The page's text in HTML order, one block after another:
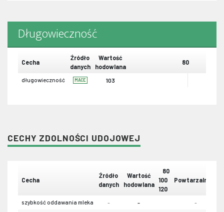
Długowieczność
Cecha
Źródło
danych
Wartość
hodowlana
80
długowieczność MACE 103
CECHY ZDOLNOŚCI UDOJOWEJ
Cecha
Źródło
danych
Wartość
hodowlana
80
100
120
Powtarzalność
szybkość oddawania mleka - - -